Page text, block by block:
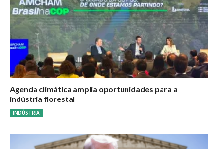
Agenda climática amplia oportunidades para a
indústria florestal
INDÚSTRIA